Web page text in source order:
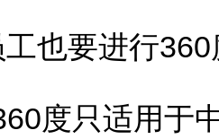
也要进行
度只适用于